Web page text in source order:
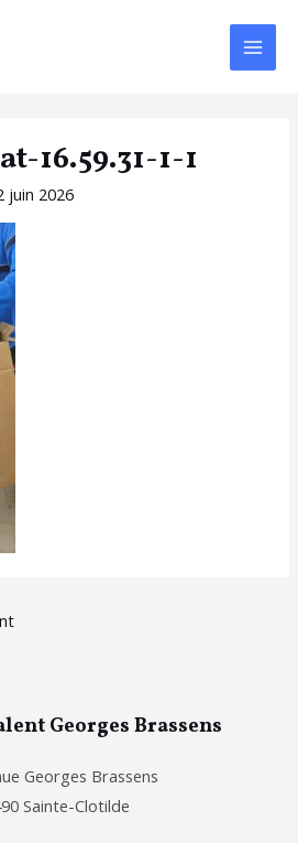
Main
Menu
16.59.31-1-1
juin 2026
Georges Brassens
Georges Brassens
Sainte-Clotilde